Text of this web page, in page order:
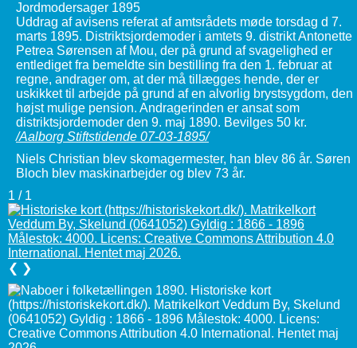
Jordmodersager 1895
Uddrag af avisens referat af amtsrådets møde torsdag d 7.
marts 1895. Distriktsjordemoder i amtets 9. distrikt Antonette
Petrea Sørensen af Mou, der på grund af svagelighed er
entlediget fra bemeldte sin bestilling fra den 1. februar at
regne, andrager om, at der må tillægges hende, der er
uskikket til arbejde på grund af en alvorlig brystsygdom, den
højst mulige pension. Andragerinden er ansat som
distriktsjordemoder den 9. maj 1890. Bevilges 50 kr.
/Aalborg Stiftstidende 07-03-1895/
Niels Christian blev skomagermester, han blev 86 år. Søren
Bloch blev maskinarbejder og blev 73 år.
1 / 1
❮ ❯